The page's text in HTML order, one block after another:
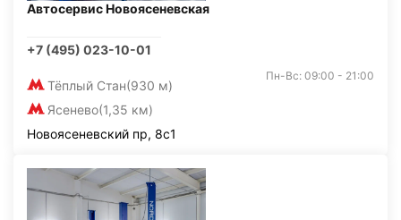
Автосервис Новоясеневская
+7 (495) 023-10-01
Тёплый Стан(930 м)
Ясенево(1,35 км)
Пн-Вс: 09:00 - 21:00
Новоясеневский пр, 8с1